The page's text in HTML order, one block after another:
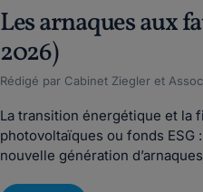
Les arnaques aux
2026)
Rédigé par Cabinet Ziegler et
La transition énergétique et la
photovoltaïques ou fonds
nouvelle génération